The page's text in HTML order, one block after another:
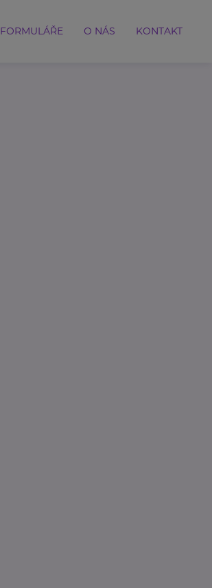
FORMULÁŘE O NÁS KONTAKT